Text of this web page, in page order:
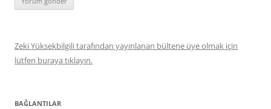
Zeki Yüksekbilgili tarafından yayınlanan bültene üye olmak için
lütfen buraya tıklayın.
BAĞLANTILAR